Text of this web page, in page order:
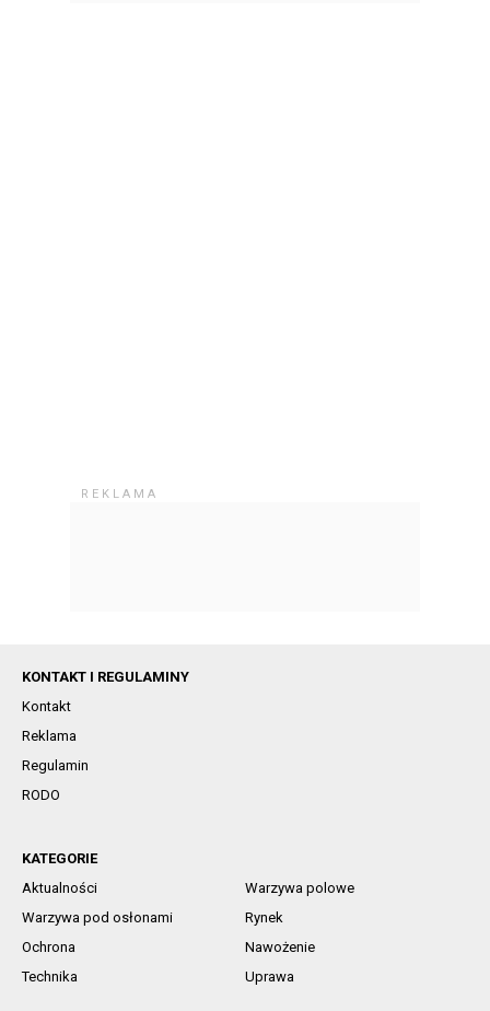
KONTAKT I REGULAMINY
Kontakt
Reklama
Regulamin
RODO
KATEGORIE
Aktualności
Warzywa polowe
Warzywa pod osłonami
Rynek
Ochrona
Nawożenie
Technika
Uprawa